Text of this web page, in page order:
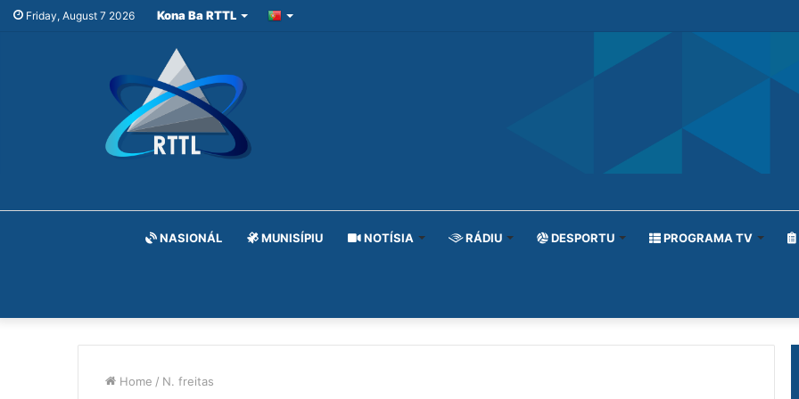
Friday, August 7 2026 Kona Ba RTTL
NASIONÁL MUNISÍPIU NOTÍSIA RÁDIU DESPORTU PROGRAMA TV
Home / N. freitas